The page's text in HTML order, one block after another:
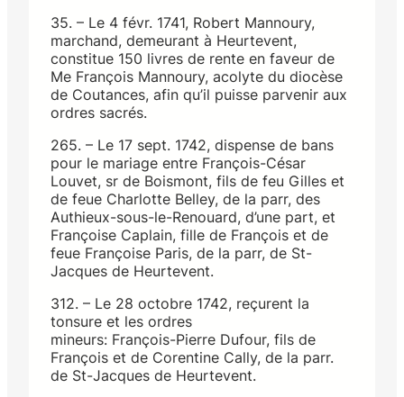
35. – Le 4 févr. 1741, Robert Mannoury,
marchand, demeurant à Heurtevent,
constitue 150 livres de rente en faveur de
Me François Mannoury, acolyte du diocèse
de Coutances, afin qu’il puisse parvenir aux
ordres sacrés.
265. – Le 17 sept. 1742, dispense de bans
pour le mariage entre François-César
Louvet, sr de Boismont, fils de feu Gilles et
de feue Charlotte Belley, de la parr, des
Authieux-sous-le-Renouard, d’une part, et
Françoise Caplain, fille de François et de
feue Françoise Paris, de la parr, de St-
Jacques de Heurtevent.
312. – Le 28 octobre 1742, reçurent la
tonsure et les ordres
mineurs: François-Pierre Dufour, fils de
François et de Corentine Cally, de la parr.
de St-Jacques de Heurtevent.